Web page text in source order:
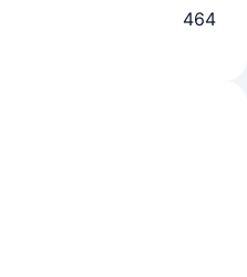
464